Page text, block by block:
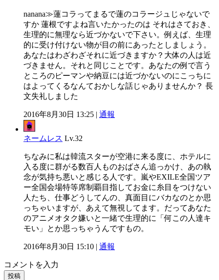
nanana≫蓮コラってまるで蓮のコラージュじゃないで
すか 蓮根ですよね言いたかったのは それはさておき、
生理的に無理なら近づかないで下さい。例えば、生理
的に受け付けない物が目の前にあったとしましょう。
あなたはわざわざそれに近づきますか？大体の人は近
づきません。それと同じことです。あなたの例で言う
ところのピーマンや納豆には近づかないのにこっちに
はよってくるなんておかしな話じゃありませんか？ 長
文失礼しました
2016年8月30日 13:25 | 通報
ネームレス Lv.32
ちなみに私は韓流スターが空港に来る度に、ホテルに
入る度に群がる数百人ものおばさん追っかけ、あの執
念が気持ち悪いと感じる人です。嵐やEXILE全国ツア
ー全国会場特等席制覇目指してお金に糸目をつけない
人たち、仕事どうしてんの、真面目にバカなのとか思
っちゃいますが、あえて無視してます。だってあなた
のアニメオタク嫌いと一緒で生理的に「何この人達キ
モい」とか思っちゃうんですもの。
2016年8月30日 15:10 | 通報
コメントを入力
投稿